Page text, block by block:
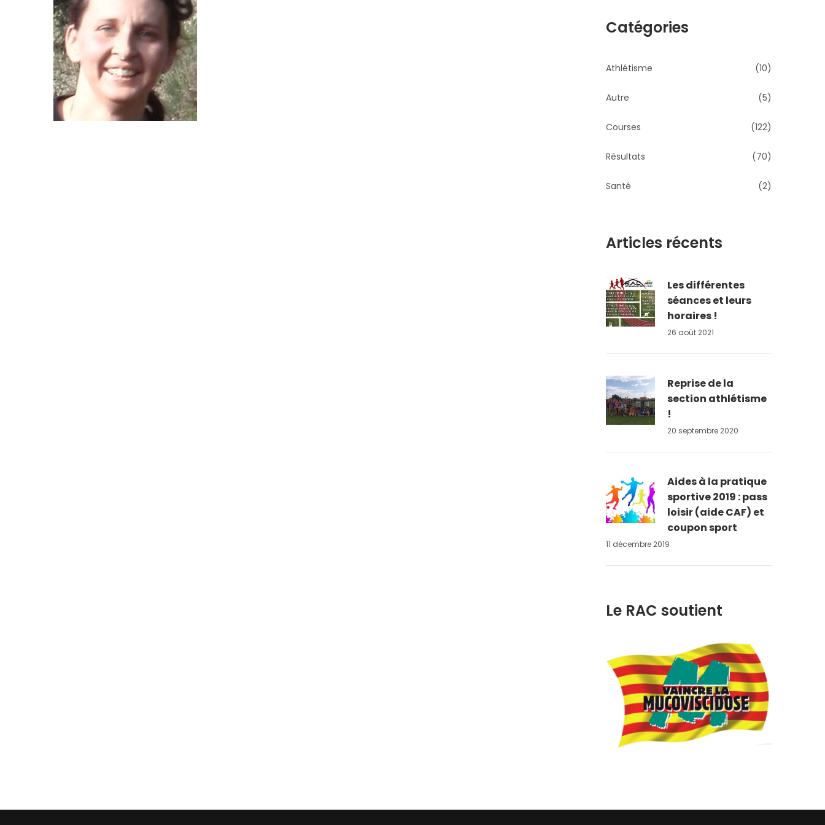
Catégories
Athlétisme (10)
Autre (5)
Courses (122)
Résultats (70)
Santé (2)
Articles récents
Les différentes
séances et leurs
horaires !
26 août 2021
Reprise de la
section athlétisme
!
20 septembre 2020
Aides à la pratique
sportive 2019 : pass
loisir (aide CAF) et
coupon sport
11 décembre 2019
Le RAC soutient